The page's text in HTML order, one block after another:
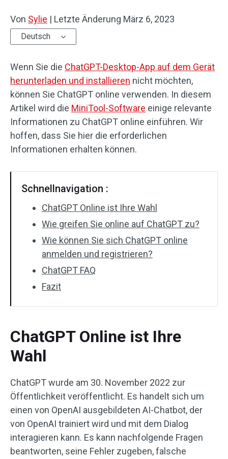
Von Sylie | Letzte Änderung März 6, 2023
Deutsch
Wenn Sie die ChatGPT-Desktop-App auf dem Gerät
herunterladen und installieren nicht möchten,
können Sie ChatGPT online verwenden. In diesem
Artikel wird die MiniTool-Software einige relevante
Informationen zu ChatGPT online einführen. Wir
hoffen, dass Sie hier die erforderlichen
Informationen erhalten können.
Schnellnavigation :
ChatGPT Online ist Ihre Wahl
Wie greifen Sie online auf ChatGPT zu?
Wie können Sie sich ChatGPT online
anmelden und registrieren?
ChatGPT FAQ
Fazit
ChatGPT Online ist Ihre
Wahl
ChatGPT wurde am 30. November 2022 zur
Öffentlichkeit veröffentlicht. Es handelt sich um
einen von OpenAI ausgebildeten AI-Chatbot, der
von OpenAI trainiert wird und mit dem Dialog
interagieren kann. Es kann nachfolgende Fragen
beantworten, seine Fehler zugeben, falsche